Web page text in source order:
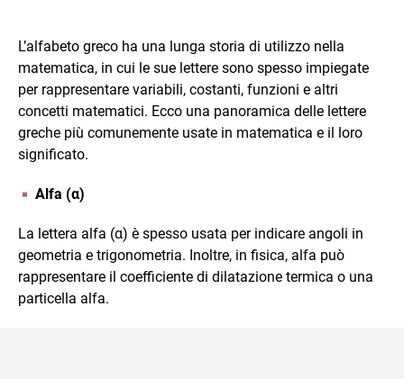
L’alfabeto greco ha una lunga storia di utilizzo nella
matematica, in cui le sue lettere sono spesso impiegate
per rappresentare variabili, costanti, funzioni e altri
concetti matematici. Ecco una panoramica delle lettere
greche più comunemente usate in matematica e il loro
significato.
Alfa (α)
La lettera alfa (α) è spesso usata per indicare angoli in
geometria e trigonometria. Inoltre, in fisica, alfa può
rappresentare il coefficiente di dilatazione termica o una
particella alfa.